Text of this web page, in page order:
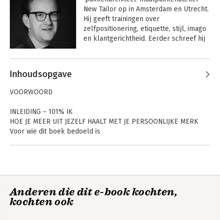
New Tailor op in Amsterdam en Utrecht.
Hij geeft trainingen over
zelfpositionering, etiquette, stijl, imago
en klantgerichtheid. Eerder schreef hij
Kledingvoorschriften' en hij is coauteur
Andere boeken door Roel Wolbrink
Businessetiquette
3.0
Businessetiquette
Inhoudsopgave
VOORWOORD
INLEIDING – 101% IK
HOE JE MEER UIT JEZELF HAALT MET JE PERSOONLIJKE MERK
Voor wie dit boek bedoeld is
HOE JE JOUW BRON VOOR EEN GELOOFWAARDIG MERK
ONTDEKT EN GEBRUIKT
Anderen die dit e-book kochten,
kochten ook